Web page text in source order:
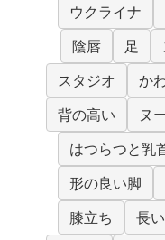
ウクライナ
陰唇
足
スタジオ
か
背の高い
ヌ
はつらつと乳
形の良い脚
膝立ち
長